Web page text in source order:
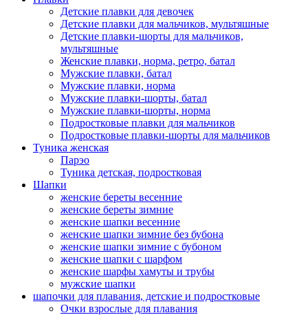
Детские плавки для девочек
Детские плавки для мальчиков, мультяшные
Детские плавки-шорты для мальчиков,
мультяшные
Женские плавки, норма, ретро, батал
Мужские плавки, батал
Мужские плавки, норма
Мужские плавки-шорты, батал
Мужские плавки-шорты, норма
Подростковые плавки для мальчиков
Подростковые плавки-шорты для мальчиков
Туникa женская
Парэо
Туника детская, подростковая
Шапки
женские береты весенние
женские береты зимние
женские шапки весенние
женские шапки зимние без бубона
женские шапки зимние с бубоном
женские шапки с шарфом
женские шарфы хамуты и трубы
мужские шапки
шапочки для плавания, детские и подростковые
Очки взрослые для плавания